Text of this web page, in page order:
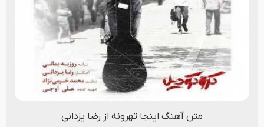
متن آهنگ اینجا تهرونه از رضا یزدانی